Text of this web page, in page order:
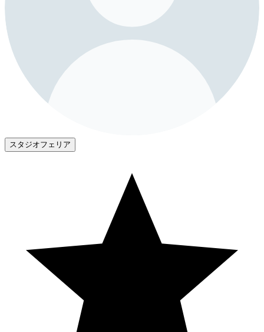
スタジオフェリア